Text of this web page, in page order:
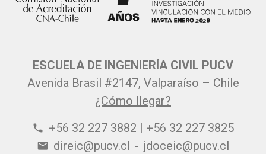
ESCUELA DE INGENIERÍA CIVIL PUCV
Avenida Brasil #2147, Valparaíso – Chile
¿Cómo llegar?
phone +56 32 227 3882 | +56 32 227 3825
email direic@pucv.cl - jdoceic@pucv.cl